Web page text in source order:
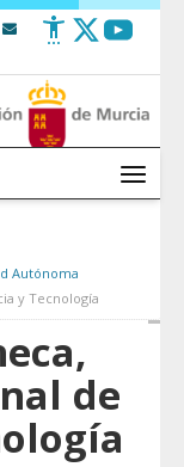
Menú
Autónoma
y Tecnología
de